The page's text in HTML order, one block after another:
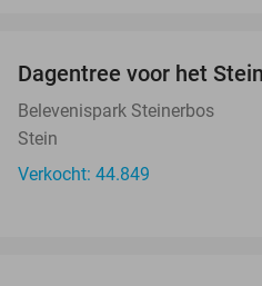
Dagentree voor het
Belevenispark Steinerbos
Stein
Verkocht: 44.849